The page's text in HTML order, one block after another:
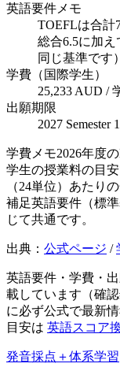
英語要件メモ
TOEFLは合計
総合6.5に加え
同じ基準です
学費（国際学生）
25,233 AUD /
出願期限
2027 Semester
学費メモ2026年度
学生の授業料の目
（24単位）あたり
補足英語要件（標
じて共通です。
出典： 公式ページ /
英語要件・学費・
載しています（確
に必ず公式で最新
目安は 英語スコア
発音採点＋体系学習